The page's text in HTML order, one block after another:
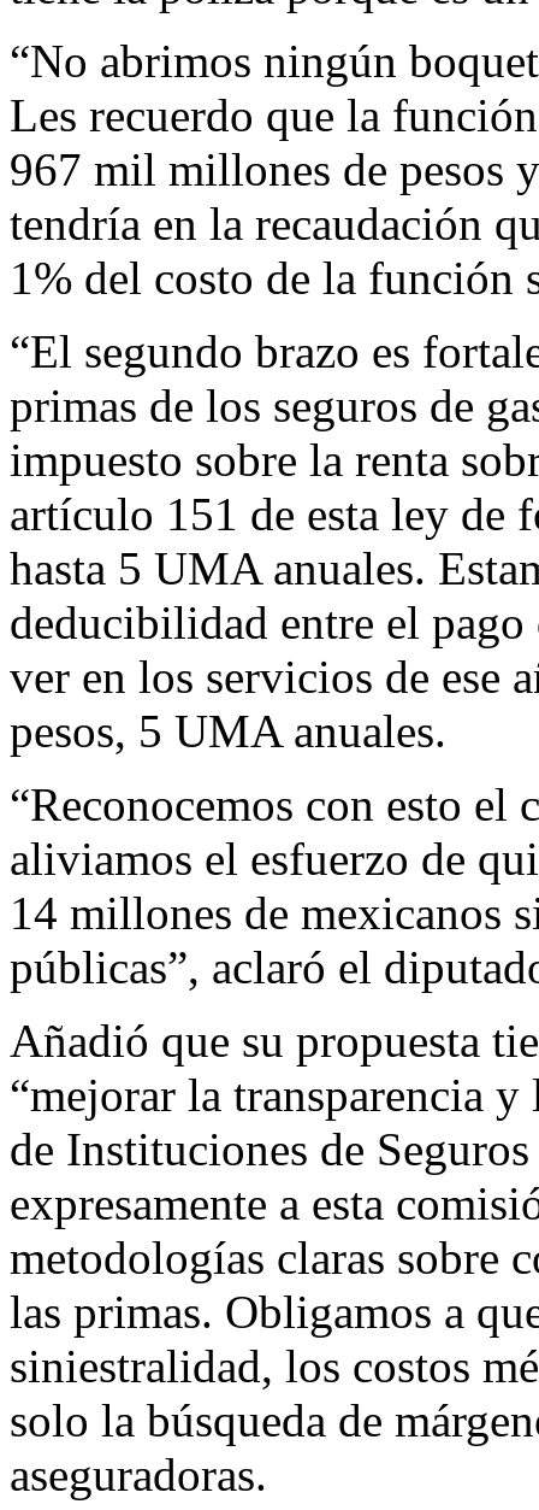
“No abrimos ningún
Les recuerdo que la
967 mil millones de pesos
tendría en la recaudación
1% del costo de la función
“El segundo brazo es
primas de los seguros de
impuesto sobre la renta
artículo 151 de esta ley de
hasta 5 UMA anuales.
deducibilidad entre el
ver en los servicios de
pesos, 5 UMA anuales.
“Reconocemos con esto el
aliviamos el esfuerzo de
14 millones de mexicanos
públicas”, aclaró el
Añadió que su propuesta
“mejorar la transparencia
de Instituciones de
expresamente a esta
metodologías claras sobre
las primas. Obligamos a
siniestralidad, los costos
solo la búsqueda de
aseguradoras.